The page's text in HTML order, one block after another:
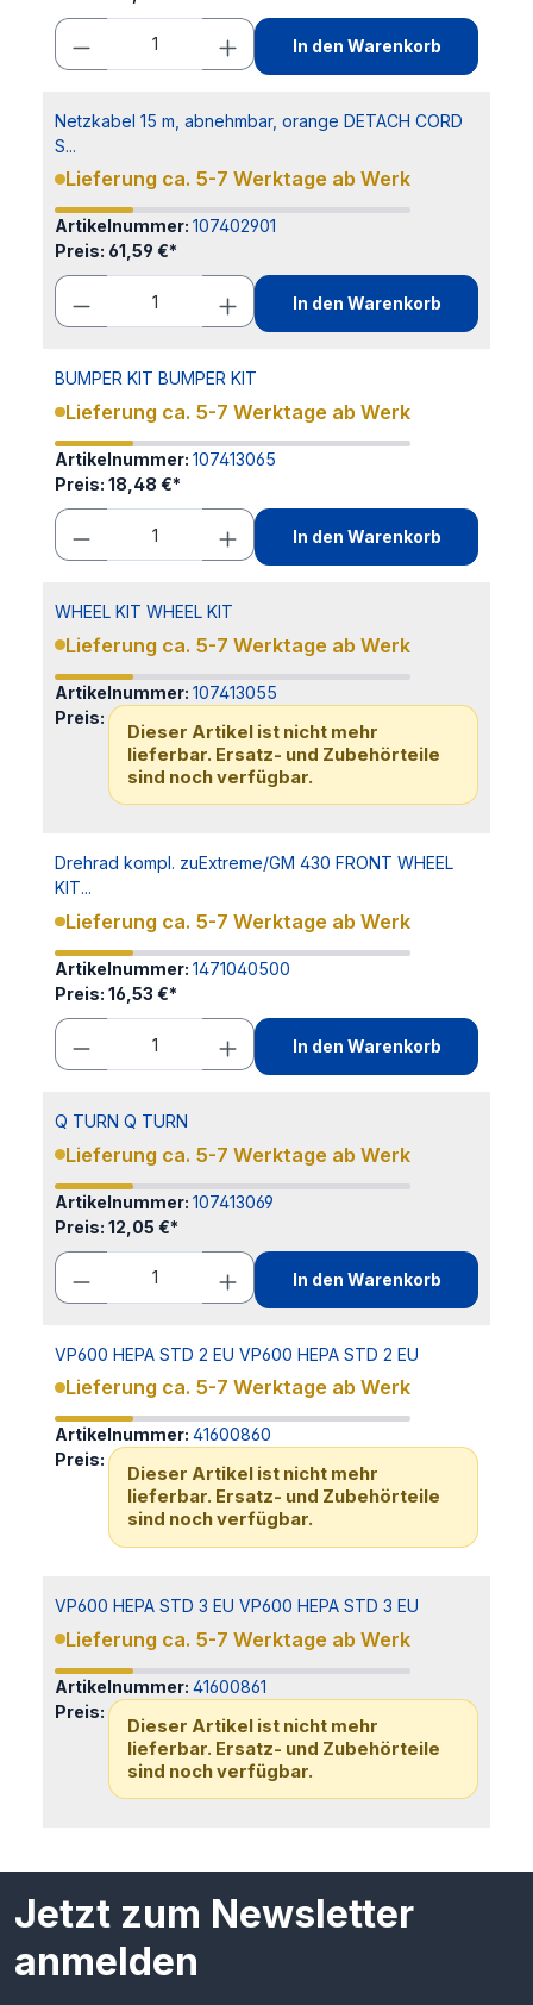
In den Warenkorb
Netzkabel 15 m, abnehmbar, orange DETACH CORD
S...
Lieferung ca. 5-7 Werktage ab Werk
Artikelnummer: 107402901
Preis: 61,59 €*
In den Warenkorb
BUMPER KIT BUMPER KIT
Lieferung ca. 5-7 Werktage ab Werk
Artikelnummer: 107413065
Preis: 18,48 €*
In den Warenkorb
WHEEL KIT WHEEL KIT
Lieferung ca. 5-7 Werktage ab Werk
Artikelnummer: 107413055
Preis:
Dieser Artikel ist nicht mehr
lieferbar. Ersatz- und Zubehörteile
sind noch verfügbar.
Drehrad kompl. zuExtreme/GM 430 FRONT WHEEL
KIT...
Lieferung ca. 5-7 Werktage ab Werk
Artikelnummer: 1471040500
Preis: 16,53 €*
In den Warenkorb
Q TURN Q TURN
Lieferung ca. 5-7 Werktage ab Werk
Artikelnummer: 107413069
Preis: 12,05 €*
In den Warenkorb
VP600 HEPA STD 2 EU VP600 HEPA STD 2 EU
Lieferung ca. 5-7 Werktage ab Werk
Artikelnummer: 41600860
Preis:
Dieser Artikel ist nicht mehr
lieferbar. Ersatz- und Zubehörteile
sind noch verfügbar.
VP600 HEPA STD 3 EU VP600 HEPA STD 3 EU
Lieferung ca. 5-7 Werktage ab Werk
Artikelnummer: 41600861
Preis:
Dieser Artikel ist nicht mehr
lieferbar. Ersatz- und Zubehörteile
sind noch verfügbar.
Jetzt zum Newsletter
anmelden